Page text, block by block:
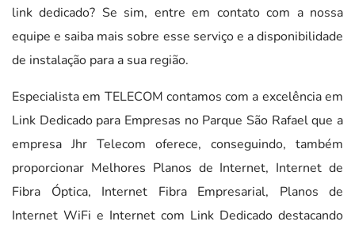
link dedicado? Se sim, entre em contato com a nossa
equipe e saiba mais sobre esse serviço e a disponibilidade
de instalação para a sua região.
Especialista em TELECOM contamos com a excelência em
Link Dedicado para Empresas no Parque São Rafael que a
empresa Jhr Telecom oferece, conseguindo, também
proporcionar Melhores Planos de Internet, Internet de
Fibra Óptica, Internet Fibra Empresarial, Planos de
Internet WiFi e Internet com Link Dedicado destacando